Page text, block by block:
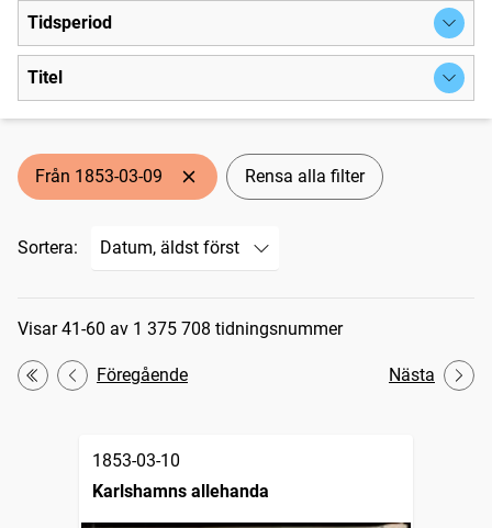
Tidsperiod
Titel
Från 1853-03-09 Rensa alla filter
Sortera:
Sökresultat
Visar 41-60 av 1 375 708 tidningsnummer
Första
Föregående Nästa
1853-03-10
Karlshamns allehanda